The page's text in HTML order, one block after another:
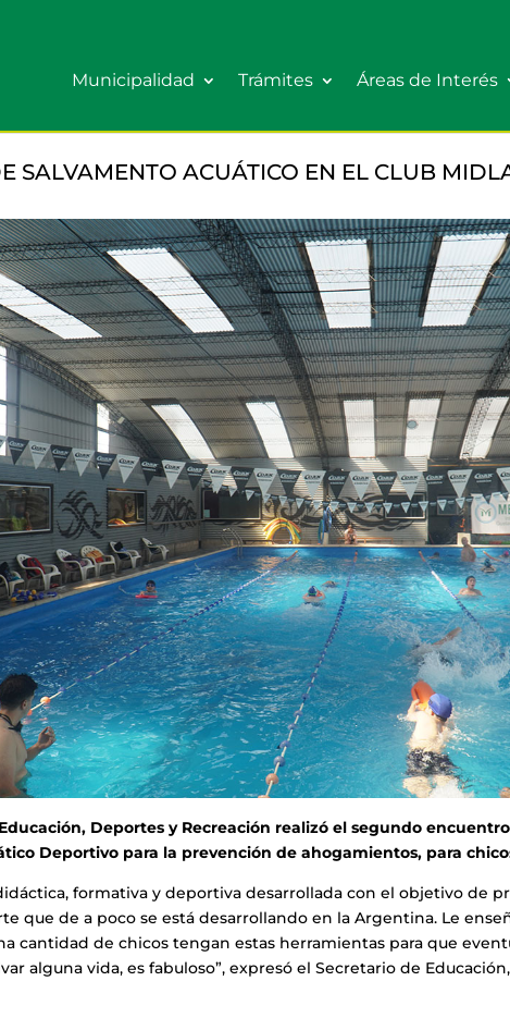
Municipalidad Trámites Áreas de Interés
SALVAMENTO ACUÁTICO EN EL CLUB
Deportes y Recreación realizó el segundo
Deportivo para la prevención de ahogamientos, para
formativa y deportiva desarrollada con el objetivo de
que de a poco se está desarrollando en la Argentina. Le
cantidad de chicos tengan estas herramientas para que
alguna vida, es fabuloso”, expresó el Secretario de